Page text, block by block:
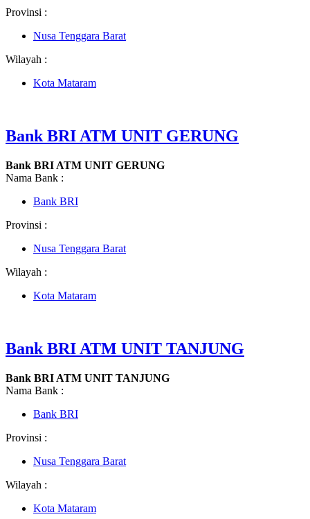
Provinsi :
Nusa Tenggara Barat
Wilayah :
Kota Mataram
Bank BRI ATM UNIT GERUNG
Bank BRI ATM UNIT GERUNG
Nama Bank :
Bank BRI
Provinsi :
Nusa Tenggara Barat
Wilayah :
Kota Mataram
Bank BRI ATM UNIT TANJUNG
Bank BRI ATM UNIT TANJUNG
Nama Bank :
Bank BRI
Provinsi :
Nusa Tenggara Barat
Wilayah :
Kota Mataram